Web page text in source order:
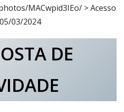
MACwpid3IEo/ > Acesso
03/2024
DE